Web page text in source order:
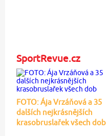
SportRevue.cz
FOTO: Ája Vrzáňová a 35
dalších nejkrásnějších
krasobruslařek všech dob